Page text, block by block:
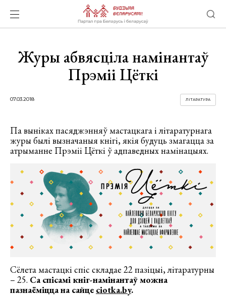
Журы абвясціла намінантаў
Прэміі Цёткі
07.03.2018 ЛІТАРАТУРА
Па выніках пасяджэнняў мастацкага і літаратурнага
журы былі вызначаныя кнігі, якія будуць змагацца за
атрыманне Прэміі Цёткі ў адпаведных намінацыях.
Сёлета мастацкі спіс складае 22 пазіцыі, літаратурны
– 25. Са спісамі кніг-намінантаў можна
пазнаёміцца на сайце ciotka.by.